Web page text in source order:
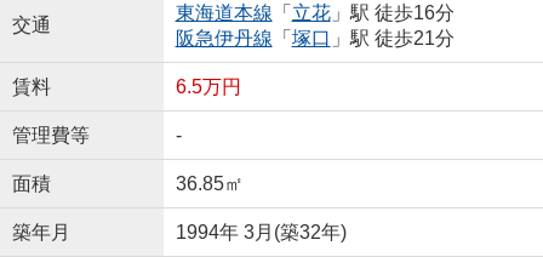
交通
東海道本線 「 立花」駅 徒歩16分
阪急伊丹線 「 塚口 」駅 徒歩21分
賃料 6.5万円
管理費等 -
面積 36.85㎡
築年月 1994年 3月(築32年)